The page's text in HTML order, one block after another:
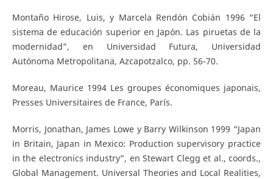
Montaño Hirose, Luis, y Marcela Rendón Cobián 1996 “El
sistema de educación superior en Japón. Las piruetas de la
modernidad”, en Universidad Futura, Universidad
Autónoma Metropolitana, Azcapotzalco, pp. 56-70.
Moreau, Maurice 1994 Les groupes économiques japonais,
Presses Universitaires de France, París.
Morris, Jonathan, James Lowe y Barry Wilkinson 1999 “Japan
in Britain, Japan in Mexico: Production supervisory practice
in the electronics industry”, en Stewart Clegg et al., coords.,
Global Management. Universal Theories and Local Realities,